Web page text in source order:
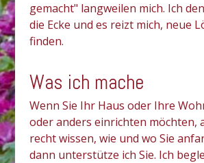
gemacht" langweilen mich. Ich
die Ecke und es reizt mich, neue
finden.
Was ich mache
Wenn Sie Ihr Haus oder Ihre
oder anders einrichten möchten,
recht wissen, wie und wo Sie
dann unterstütze ich Sie. Ich